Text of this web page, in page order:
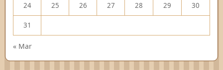
24 25 26 27 28 29 30
31
« Mar